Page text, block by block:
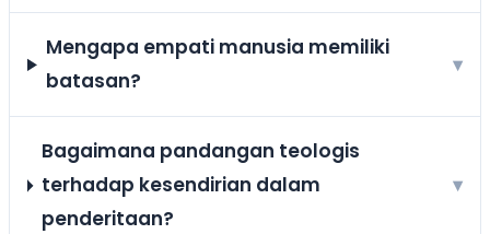
Mengapa empati manusia memiliki
batasan?
▾
Bagaimana pandangan teologis
terhadap kesendirian dalam
penderitaan?
▾